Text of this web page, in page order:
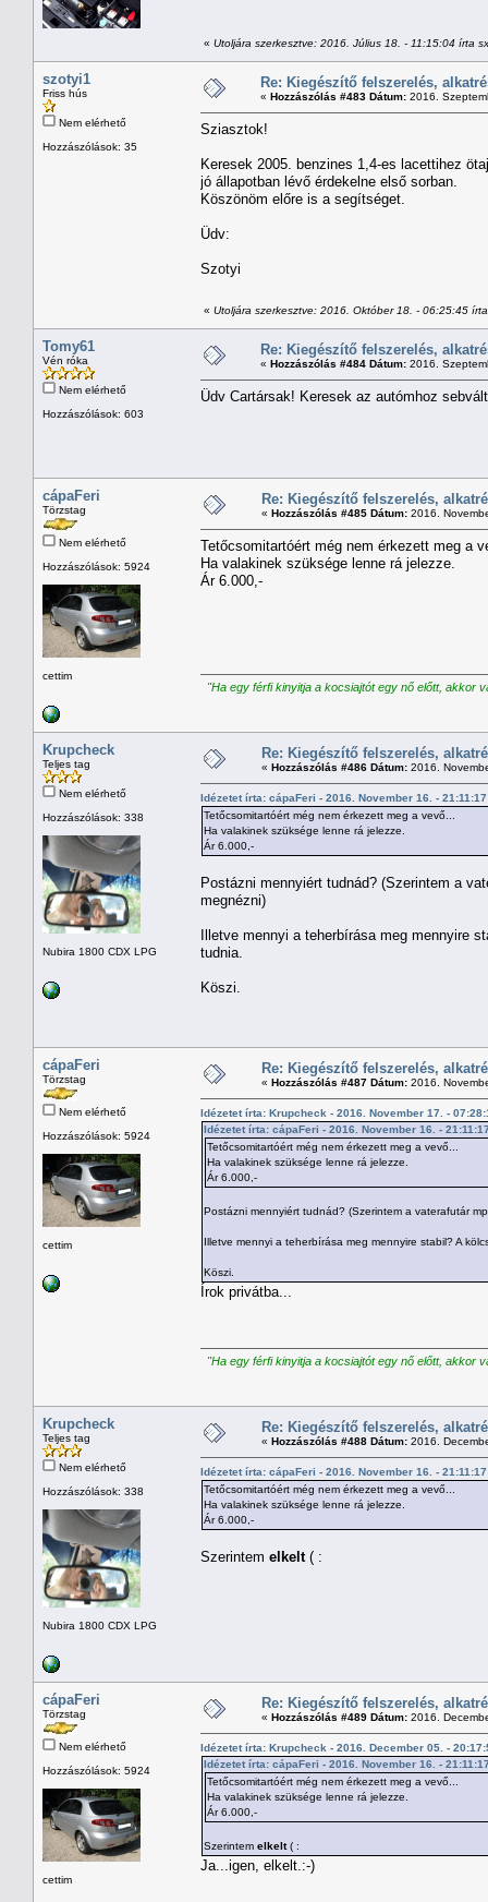
« Utoljára szerkesztve: 2016. Július 18. - 11:15:04 írta
szotyi1
Friss hús
Nem elérhető
Hozzászólások: 35
Re: Kiegészítő felszerelés,
« Hozzászólás #483 Dátum: 2016.
Sziasztok!
Keresek 2005. benzines 1,4-es lacettihez
jó állapotban lévő érdekelne első sorban.
Köszönöm előre is a segítséget.
Üdv:
Szotyi
« Utoljára szerkesztve: 2016. Október 18. - 06:25:45
Tomy61
Vén róka
Nem elérhető
Hozzászólások: 603
Re: Kiegészítő felszerelés,
« Hozzászólás #484 Dátum: 2016.
Üdv Cartársak! Keresek az autómhoz
cápaFeri
Törzstag
Nem elérhető
Hozzászólások: 5924
cettim
Re: Kiegészítő felszerelés,
« Hozzászólás #485 Dátum: 2016.
Tetőcsomitartóért még nem érkezett meg a
Ha valakinek szüksége lenne rá jelezze.
Ár 6.000,-
"Ha egy férfi kinyitja a kocsiajtót egy nő előtt, akkor
Krupcheck
Teljes tag
Nem elérhető
Hozzászólások: 338
Nubira 1800 CDX LPG
Re: Kiegészítő felszerelés,
« Hozzászólás #486 Dátum: 2016.
Idézetet írta: cápaFeri - 2016. November 16. - 21:11:17
Tetőcsomitartóért még nem érkezett meg a vevő...
Ha valakinek szüksége lenne rá jelezze.
Ár 6.000,-
Postázni mennyiért tudnád? (Szerintem a
megnézni)
Illetve mennyi a teherbírása meg mennyire
tudnia.
Köszi.
cápaFeri
Törzstag
Nem elérhető
Hozzászólások: 5924
cettim
Re: Kiegészítő felszerelés,
« Hozzászólás #487 Dátum: 2016.
Idézetet írta: Krupcheck - 2016. November 17. -
Idézetet írta: cápaFeri - 2016. November 16. -
Tetőcsomitartóért még nem érkezett meg a vevő...
Ha valakinek szüksége lenne rá jelezze.
Ár 6.000,-
Postázni mennyiért tudnád? (Szerintem a vaterafutár
Illetve mennyi a teherbírása meg mennyire stabil? A
Köszi.
Írok privátba...
"Ha egy férfi kinyitja a kocsiajtót egy nő előtt, akkor
Krupcheck
Teljes tag
Nem elérhető
Hozzászólások: 338
Nubira 1800 CDX LPG
Re: Kiegészítő felszerelés,
« Hozzászólás #488 Dátum: 2016.
Idézetet írta: cápaFeri - 2016. November 16. - 21:11:17
Tetőcsomitartóért még nem érkezett meg a vevő...
Ha valakinek szüksége lenne rá jelezze.
Ár 6.000,-
Szerintem elkelt ( :
cápaFeri
Törzstag
Nem elérhető
Hozzászólások: 5924
cettim
Re: Kiegészítő felszerelés,
« Hozzászólás #489 Dátum: 2016.
Idézetet írta: Krupcheck - 2016. December 05. -
Idézetet írta: cápaFeri - 2016. November 16. -
Tetőcsomitartóért még nem érkezett meg a vevő...
Ha valakinek szüksége lenne rá jelezze.
Ár 6.000,-
Szerintem elkelt( :
Ja...igen, elkelt.:-)